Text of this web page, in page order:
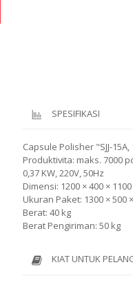
SPESIFIKASI
Capsule Polisher "SJJ-15A,
Produktivita: maks. 7000
0,37 KW, 220V, 50Hz
Dimensi: 1200 × 400 ×
Ukuran Paket: 1300 × 500
Berat: 40 kg
Berat Pengiriman: 50 kg
KIAT UNTUK